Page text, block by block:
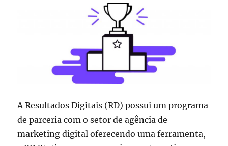
A Resultados Digitais (RD) possui um programa
de parceria com o setor de agência de
marketing digital oferecendo uma ferramenta,